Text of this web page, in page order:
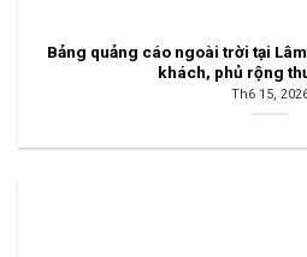
Bảng quảng cáo ngoài trời tại
khách, phủ rộng
Th6 15,